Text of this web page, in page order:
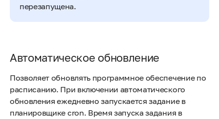
перезапущена.
Автоматическое обновление
Позволяет обновлять программное обеспечение по
расписанию. При включении автоматического
обновления ежедневно запускается задание в
планировщике cron. Время запуска задания в